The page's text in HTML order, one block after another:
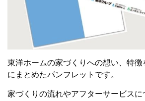
東洋ホームの家づくりへの想い、特
にまとめたパンフレットです。
家づくりの流れやアフターサービスに